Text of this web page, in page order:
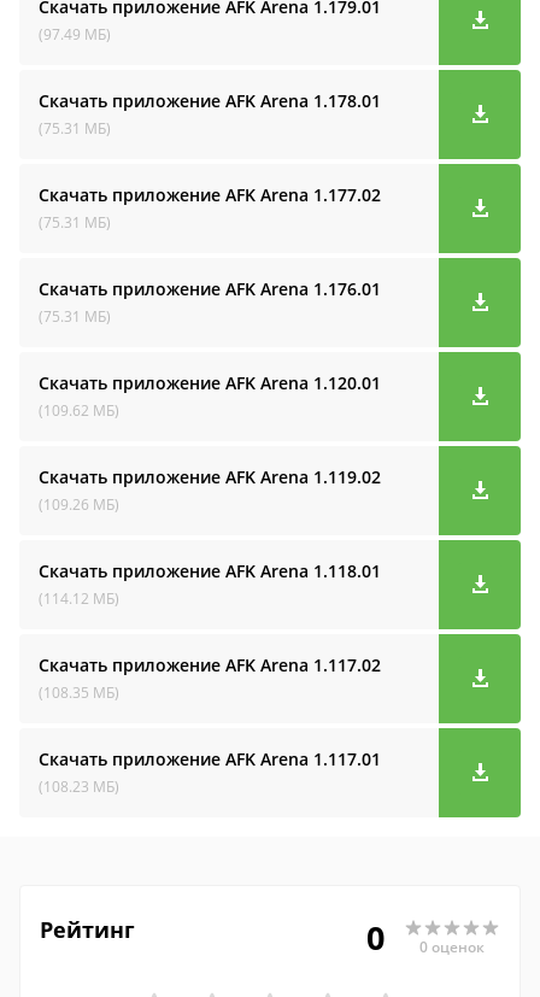
Скачать приложение AFK Arena 1.179.01
(97.49 МБ)
Скачать приложение AFK Arena 1.178.01
(75.31 МБ)
Скачать приложение AFK Arena 1.177.02
(75.31 МБ)
Скачать приложение AFK Arena 1.176.01
(75.31 МБ)
Скачать приложение AFK Arena 1.120.01
(109.62 МБ)
Скачать приложение AFK Arena 1.119.02
(109.26 МБ)
Скачать приложение AFK Arena 1.118.01
(114.12 МБ)
Скачать приложение AFK Arena 1.117.02
(108.35 МБ)
Скачать приложение AFK Arena 1.117.01
(108.23 МБ)
Рейтинг 0 0 оценок